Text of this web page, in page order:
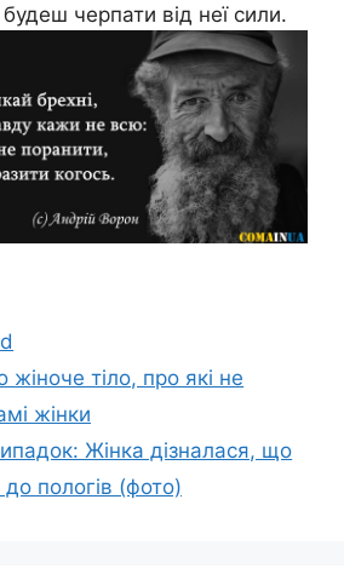
будеш черпати від неї сили.
жіноче тіло, про які не
жінки
Жінка дізналася, що
до пологів (фото)